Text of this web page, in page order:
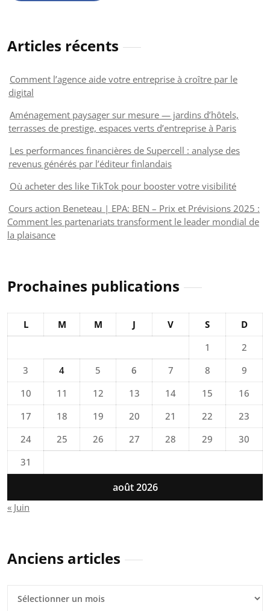
Articles récents
Comment l’agence aide votre entreprise à croître par le
digital
Aménagement paysager sur mesure — jardins d’hôtels,
terrasses de prestige, espaces verts d’entreprise à Paris
Les performances financières de Supercell : analyse des
revenus générés par l’éditeur finlandais
Où acheter des like TikTok pour booster votre visibilité
Cours action Beneteau | EPA: BEN – Prix et Prévisions 2025 :
Comment les partenariats transforment le leader mondial de
la plaisance
Prochaines publications
août 2026
L M M J V S
D
1
2
3
4 5 6 7 8
9
10
11 12 13 14 15
16
17
18 19 20 21 22
23
24
25 26 27 28 29
30
31
« Juin
Anciens articles
articles